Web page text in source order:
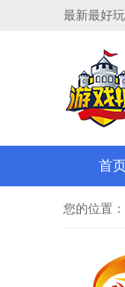
最新最好
首
您的位置：